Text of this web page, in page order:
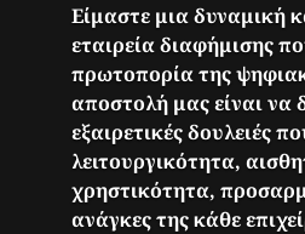
Είμαστε μια δυναμική
εταιρεία διαφήμισης
πρωτοπορία της
αποστολή μας είναι να
εξαιρετικές δουλειές
λειτουργικότητα,
χρηστικότητα,
ανάγκες της κάθε